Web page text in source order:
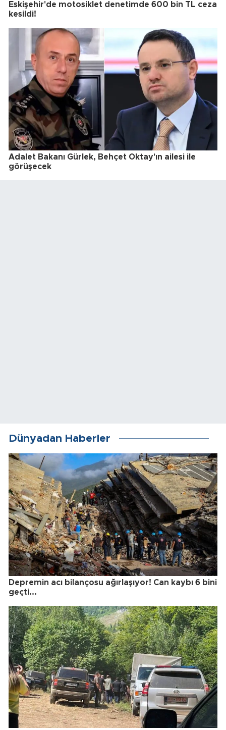
Eskişehir'de motosiklet denetimde 600 bin TL ceza
kesildi!
Adalet Bakanı Gürlek, Behçet Oktay'ın ailesi ile
görüşecek
Dünyadan Haberler
Depremin acı bilançosu ağırlaşıyor! Can kaybı 6 bini
geçti...